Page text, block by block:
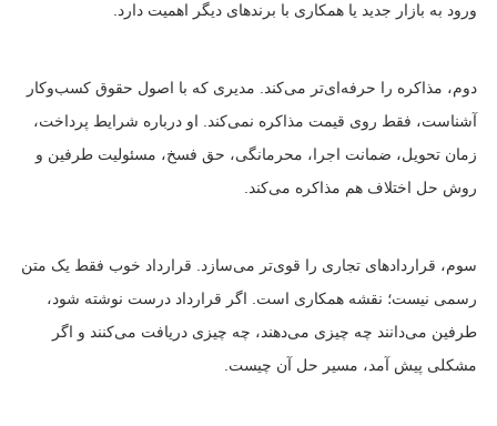
ورود به بازار جدید یا همکاری با برندهای دیگر اهمیت دارد.
دوم، مذاکره را حرفه‌ای‌تر می‌کند. مدیری که با اصول حقوق کسب‌وکار
آشناست، فقط روی قیمت مذاکره نمی‌کند. او درباره شرایط پرداخت،
زمان تحویل، ضمانت اجرا، محرمانگی، حق فسخ، مسئولیت طرفین و
روش حل اختلاف هم مذاکره می‌کند.
سوم، قراردادهای تجاری را قوی‌تر می‌سازد. قرارداد خوب فقط یک متن
رسمی نیست؛ نقشه همکاری است. اگر قرارداد درست نوشته شود،
طرفین می‌دانند چه چیزی می‌دهند، چه چیزی دریافت می‌کنند و اگر
مشکلی پیش آمد، مسیر حل آن چیست.